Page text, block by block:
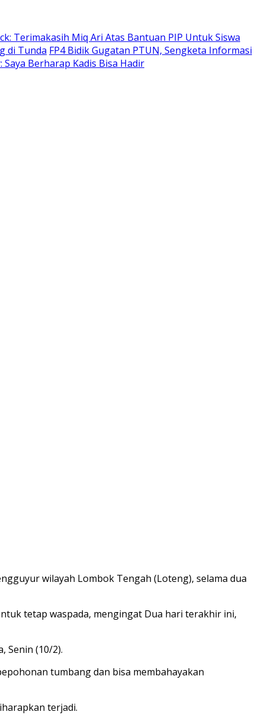
Terimakasih Miq Ari Atas Bantuan PIP Untuk Siswa
di Tunda FP4 Bidik Gugatan PTUN, Sengketa Informasi
Berharap Kadis Bisa Hadir
wilayah Lombok Tengah (Loteng), selama dua
tetap waspada, mengingat Dua hari terakhir ini,
Senin (10/2).
tumbang dan bisa membahayakan
terjadi.